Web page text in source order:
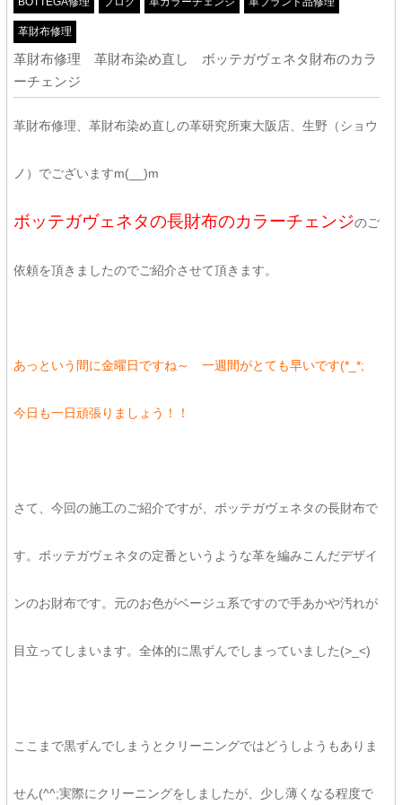
革財布修理
革財布修理 革財布染め直し ボッテガヴェネタ財布のカラ
ーチェンジ
革財布修理、革財布染め直しの革研究所東大阪店、生野（ショウ
ノ）でございますm(__)m
ボッテガヴェネタの長財布のカラーチェンジのご
依頼を頂きましたのでご紹介させて頂きます。
あっという間に金曜日ですね～ 一週間がとても早いです(*_*;
今日も一日頑張りましょう！！
さて、今回の施工のご紹介ですが、ボッテガヴェネタの長財布で
す。ボッテガヴェネタの定番というような革を編みこんだデザイ
ンのお財布です。元のお色がベージュ系ですので手あかや汚れが
目立ってしまいます。全体的に黒ずんでしまっていました(>_<)
ここまで黒ずんでしまうとクリーニングではどうしようもありま
せん(^^;実際にクリーニングをしましたが、少し薄くなる程度で